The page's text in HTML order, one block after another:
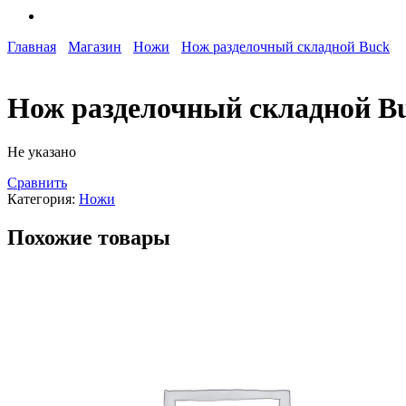
Главная Магазин Ножи Нож разделочный складной Buck
Нож разделочный складной
Не указано
Сравнить
Категория: Ножи
Похожие товары